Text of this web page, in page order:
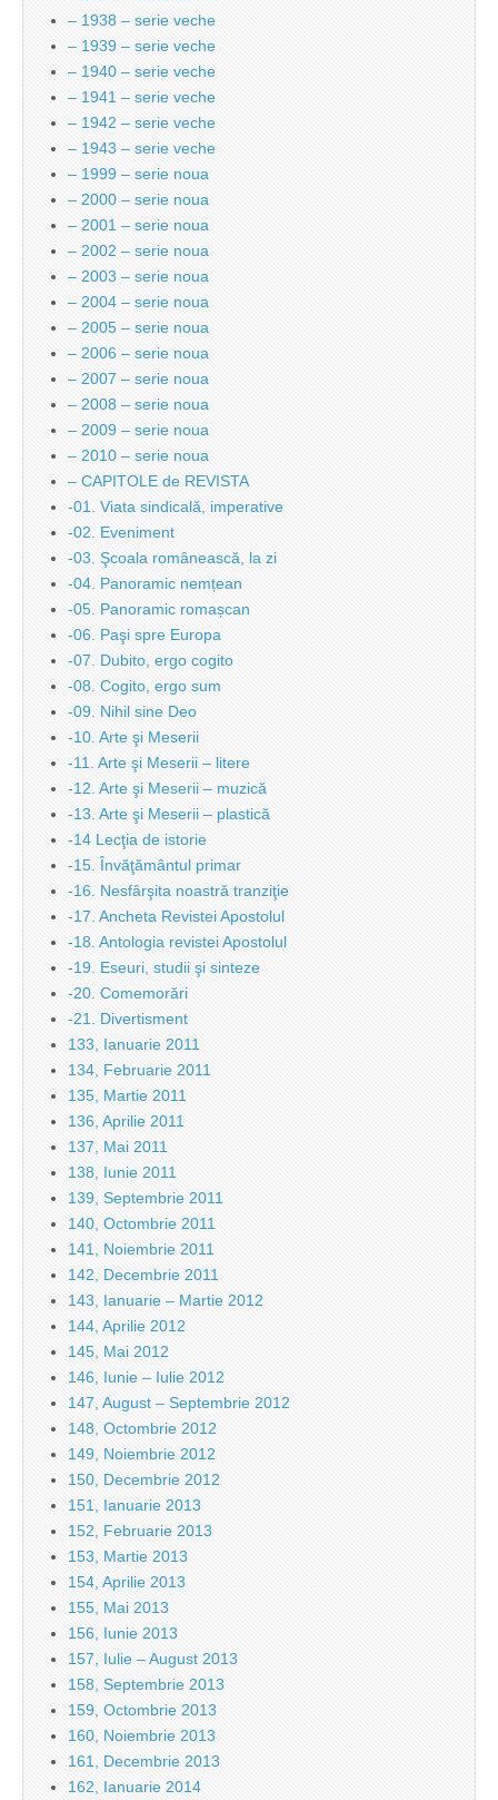
– 1938 – serie veche
– 1939 – serie veche
– 1940 – serie veche
– 1941 – serie veche
– 1942 – serie veche
– 1943 – serie veche
– 1999 – serie noua
– 2000 – serie noua
– 2001 – serie noua
– 2002 – serie noua
– 2003 – serie noua
– 2004 – serie noua
– 2005 – serie noua
– 2006 – serie noua
– 2007 – serie noua
– 2008 – serie noua
– 2009 – serie noua
– 2010 – serie noua
– CAPITOLE de REVISTA
-01. Viata sindicală, imperative
-02. Eveniment
-03. Şcoala românească, la zi
-04. Panoramic nemțean
-05. Panoramic romașcan
-06. Paşi spre Europa
-07. Dubito, ergo cogito
-08. Cogito, ergo sum
-09. Nihil sine Deo
-10. Arte şi Meserii
-11. Arte şi Meserii – litere
-12. Arte şi Meserii – muzică
-13. Arte şi Meserii – plastică
-14 Lecţia de istorie
-15. Învăţământul primar
-16. Nesfârşita noastră tranziţie
-17. Ancheta Revistei Apostolul
-18. Antologia revistei Apostolul
-19. Eseuri, studii şi sinteze
-20. Comemorări
-21. Divertisment
133, Ianuarie 2011
134, Februarie 2011
135, Martie 2011
136, Aprilie 2011
137, Mai 2011
138, Iunie 2011
139, Septembrie 2011
140, Octombrie 2011
141, Noiembrie 2011
142, Decembrie 2011
143, Ianuarie – Martie 2012
144, Aprilie 2012
145, Mai 2012
146, Iunie – Iulie 2012
147, August – Septembrie 2012
148, Octombrie 2012
149, Noiembrie 2012
150, Decembrie 2012
151, Ianuarie 2013
152, Februarie 2013
153, Martie 2013
154, Aprilie 2013
155, Mai 2013
156, Iunie 2013
157, Iulie – August 2013
158, Septembrie 2013
159, Octombrie 2013
160, Noiembrie 2013
161, Decembrie 2013
162, Ianuarie 2014